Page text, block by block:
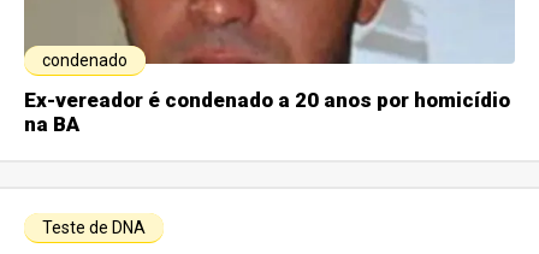
condenado
Ex-vereador é condenado a 20 anos por homicídio
na BA
Teste de DNA